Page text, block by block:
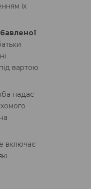
їх
вартою
надає
включає